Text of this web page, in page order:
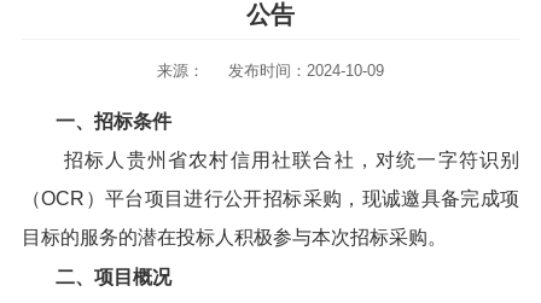
公告
来源： 发布时间：2024-10-09
一、招标条件
招标人贵州省农村信用社联合社，对统一字符识别
（OCR）平台项目进行公开招标采购，现诚邀具备完成项
目标的服务的潜在投标人积极参与本次招标采购。
二、项目概况